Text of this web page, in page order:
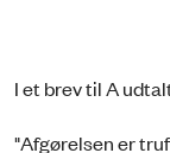
I et brev til A
"Afgørelsen er